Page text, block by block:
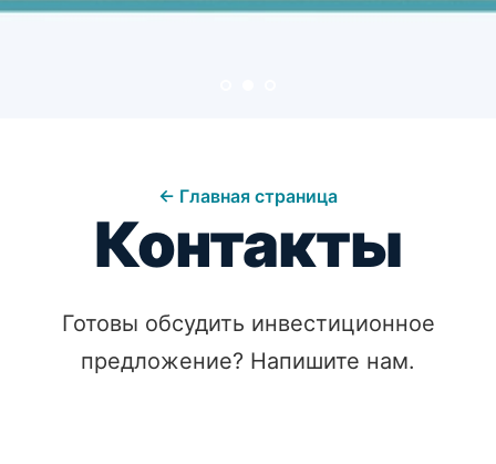
← Главная страница
Контакты
Готовы обсудить инвестиционное
предложение? Напишите нам.